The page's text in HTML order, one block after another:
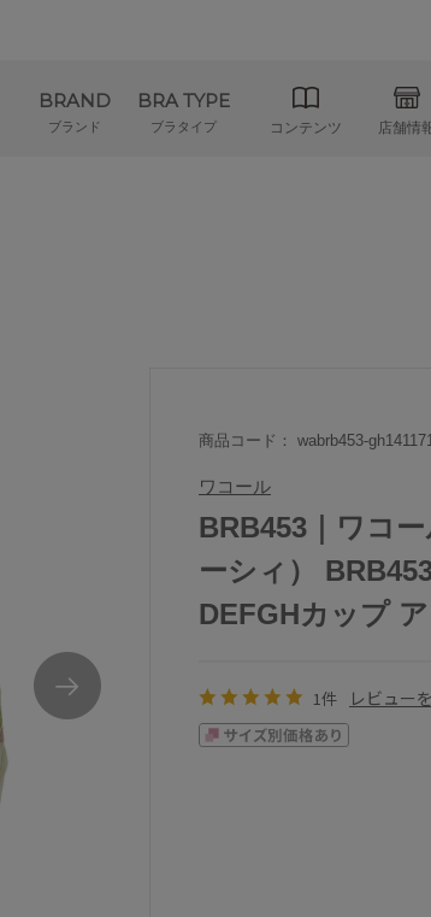
BRAND
ブランド
BRA TYPE
ブラタイプ コンテンツ 店舗情
商品コード： wabrb453-
ワコール
BRB453｜ワコ
ーシィ）
DEFGHカップ
1件 レビュー